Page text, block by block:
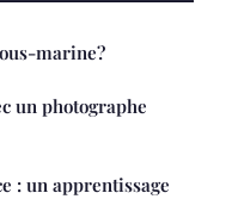
marine?
un photographe
: un apprentissage